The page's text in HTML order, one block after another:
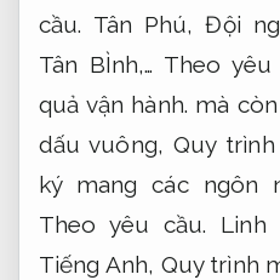
cầu. Tân Phú,Đội
Tân BÌnh,… Theo yêu
quả vận hành. mà
dấu vuông, Quy
ký mang các ngôn
Theo yêu cầu.
Linh
Tiếng Anh, Quy trình